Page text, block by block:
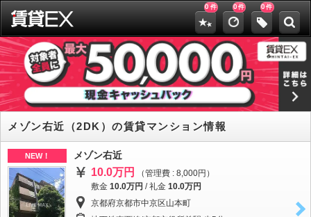
0 件 0件 0件
メゾン右近（2DK）の賃貸マンション情報
NEW！ メゾン右近
10.0万円
（管理費 : 8,000円）
敷金 10.0万円 /礼金 10.0万円
京都府京都市中京区山本町